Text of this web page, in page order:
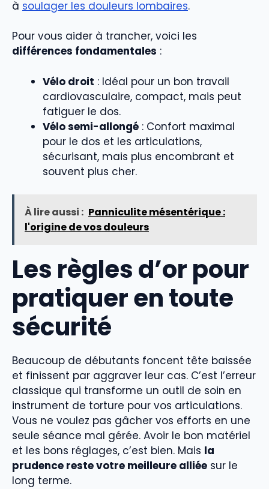
à soulager les douleurs lombaires.
Pour vous aider à trancher, voici les
différences fondamentales :
Vélo droit : Idéal pour un bon travail
cardiovasculaire, compact, mais peut
fatiguer le dos.
Vélo semi-allongé : Confort maximal
pour le dos et les articulations,
sécurisant, mais plus encombrant et
souvent plus cher.
À lire aussi : Panniculite mésentérique :
l'origine de vos douleurs
Les règles d’or pour
pratiquer en toute
sécurité
Beaucoup de débutants foncent tête baissée
et finissent par aggraver leur cas. C’est l’erreur
classique qui transforme un outil de soin en
instrument de torture pour vos articulations.
Vous ne voulez pas gâcher vos efforts en une
seule séance mal gérée. Avoir le bon matériel
et les bons réglages, c’est bien. Mais la
prudence reste votre meilleure alliée sur le
long terme.